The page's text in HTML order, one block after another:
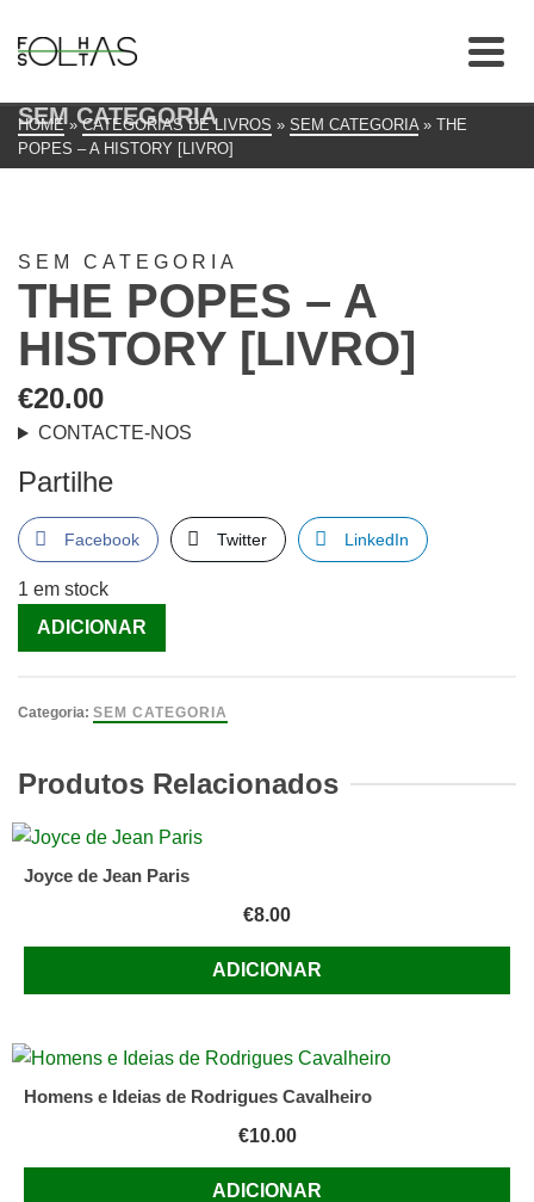
SEM CATEGORIA
HOME » CATEGORIAS DE LIVROS » SEM CATEGORIA » THE
POPES – A HISTORY [LIVRO]
SEM CATEGORIA
THE POPES – A
HISTORY [LIVRO]
€20.00
CONTACTE-NOS
Partilhe
Facebook Twitter LinkedIn
1 em stock
Quantidade
de
Popes
History
[Livro]
ADICIONAR
Categoria: SEM CATEGORIA
Produtos Relacionados
Joyce de Jean Paris
€8.00
ADICIONAR
Homens e Ideias de Rodrigues Cavalheiro
€10.00
ADICIONAR